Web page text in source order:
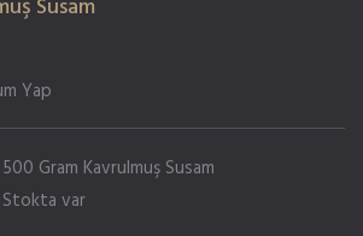
Susam
Yap
500 Gram Kavrulmuş Susam
Stokta var